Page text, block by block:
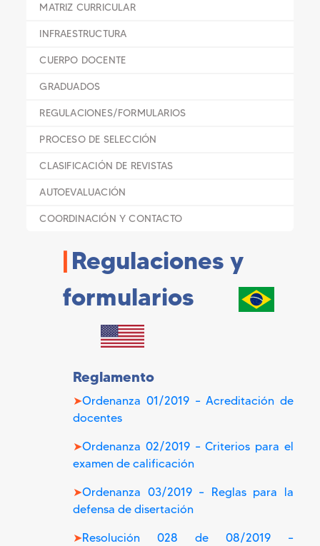
MATRIZ CURRICULAR
INFRAESTRUCTURA
CUERPO DOCENTE
GRADUADOS
REGULACIONES/FORMULARIOS
PROCESO DE SELECCIÓN
CLASIFICACIÓN DE REVISTAS
AUTOEVALUACIÓN
COORDINACIÓN Y CONTACTO
|Regulaciones y
formularios
Reglamento
➤Ordenanza 01/2019 – Acreditación de
docentes
➤Ordenanza 02/2019 – Criterios para el
examen de calificación
➤Ordenanza 03/2019 – Reglas para la
defensa de disertación
➤Resolución 028 de 08/2019 –